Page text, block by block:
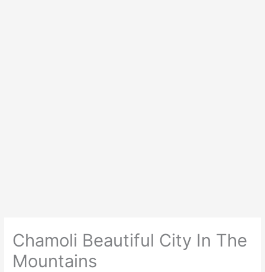
Chamoli Beautiful City In The
Mountains